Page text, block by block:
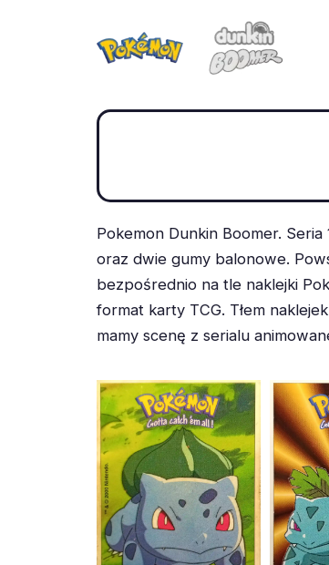
Pokemon Dunkin Boomer.
oraz dwie gumy balonowe.
bezpośrednio na tle naklejki
format karty TCG. Tłem
mamy scenę z serialu